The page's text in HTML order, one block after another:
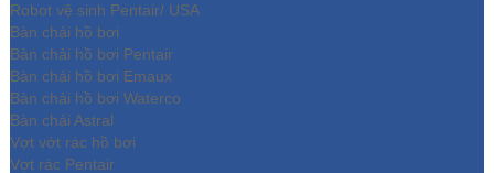
Robot vệ sinh Pentair/ USA
Bàn chải hồ bơi
Bàn chải hồ bơi Pentair
Bàn chải hồ bơi Emaux
Bàn chải hồ bơi Waterco
Bàn chải Astral
Vợt vớt rác hồ bơi
Vợt rác Pentair